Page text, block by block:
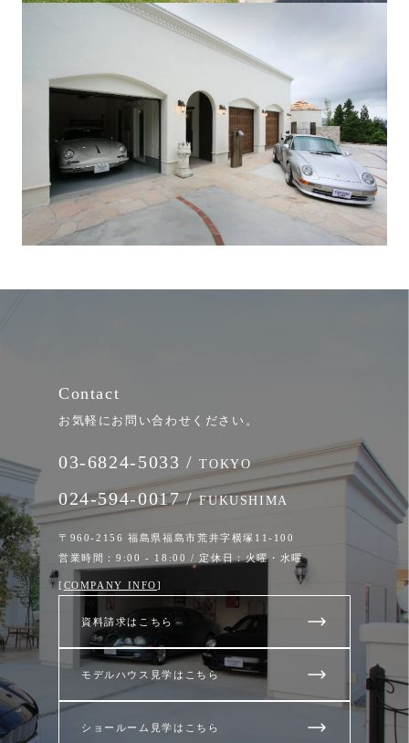
Contact
お気軽にお問い合わせください。
03-6824-5033 /TOKYO
024-594-0017 /FUKUSHIMA
〒960-2156 福島県福島市荒井字横塚11-100
営業時間：9:00 - 18:00 / 定休日：火曜・水曜
[ COMPANY INFO]
資料請求はこちら
モデルハウス見学はこちら
ショールーム見学はこちら